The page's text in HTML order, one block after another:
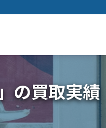
の買取実績